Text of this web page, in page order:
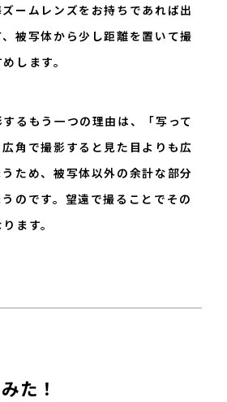
ームレンズをお持ちであれば出
被写体から少し距離を置いて撮
します。
るもう一つの理由は、「写って
角で撮影すると見た目よりも広
ため、被写体以外の余計な部分
のです。望遠で撮ることでその
ます。
た！